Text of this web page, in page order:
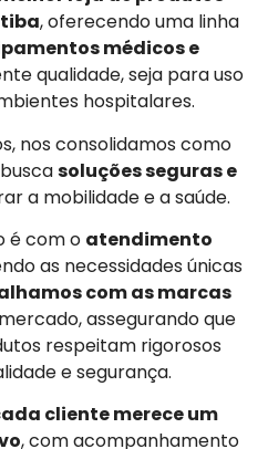
, oferecendo uma linha
médicos e
qualidade, seja para uso
hospitalares.
nos consolidamos como
soluções seguras e
a mobilidade e a saúde.
é com o atendimento
as necessidades únicas
com as marcas
assegurando que
respeitam rigorosos
e segurança.
cliente merece um
, com acompanhamento